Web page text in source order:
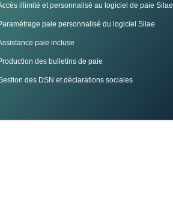
illimité et personnalisé au logiciel de paie Silae
paie personnalisé du logiciel Silae
paie incluse
des bulletins de paie
des DSN et déclarations sociales